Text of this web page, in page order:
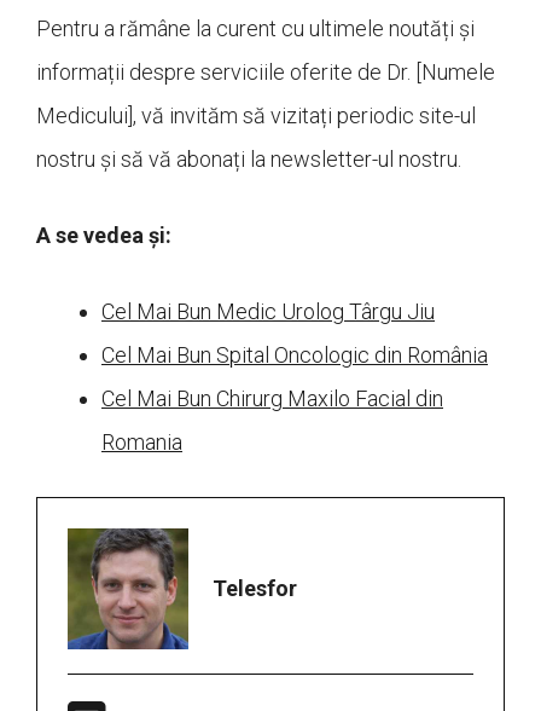
Pentru a rămâne la curent cu ultimele noutăți și
informații despre serviciile oferite de Dr. [Numele
Medicului], vă invităm să vizitați periodic site-ul
nostru și să vă abonați la newsletter-ul nostru.
A se vedea și:
Cel Mai Bun Medic Urolog Târgu Jiu
Cel Mai Bun Spital Oncologic din România
Cel Mai Bun Chirurg Maxilo Facial din
Romania
Telesfor